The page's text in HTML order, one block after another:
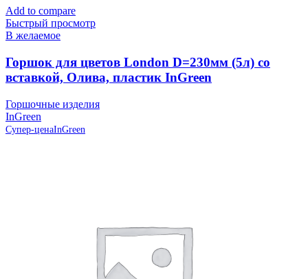
Add to compare
Быстрый просмотр
В желаемое
Горшок для цветов London D=230мм (5л) со
вставкой, Олива, пластик InGreen
Горшочные изделия
InGreen
Супер-ценаInGreen